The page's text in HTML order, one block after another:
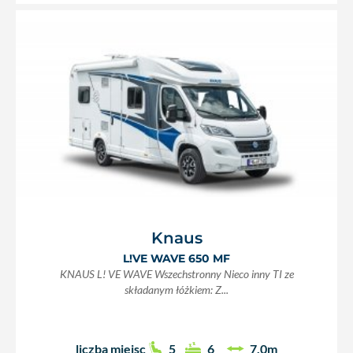
Knaus
L!VE WAVE 650 MF
KNAUS L! VE WAVE Wszechstronny Nieco inny TI ze
składanym łóżkiem: Z...
liczba miejsc 5 6 7,0m